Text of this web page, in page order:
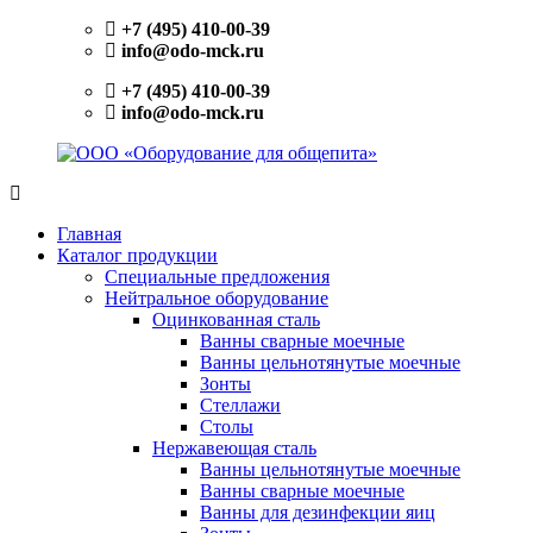
+7 (495) 410-00-39
info@odo-mck.ru
+7 (495) 410-00-39
info@odo-mck.ru
«Оборудование
общепита»
нейтрального
оборудования.
Поставки
теплового,
электромеханического
Главная
Каталог продукции
Специальные предложения
Нейтральное оборудование
Оцинкованная сталь
Ванны сварные моечные
Ванны цельнотянутые моечные
Зонты
Стеллажи
Столы
Нержавеющая сталь
Ванны цельнотянутые моечные
Ванны сварные моечные
Ванны для дезинфекции яиц